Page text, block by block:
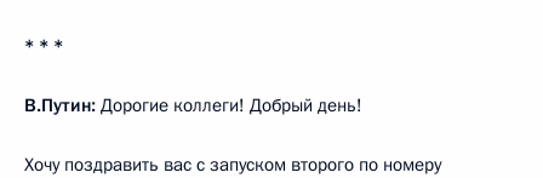
* * *
В.Путин: Дорогие коллеги! Добрый день!
Хочу поздравить вас с запуском второго по номеру